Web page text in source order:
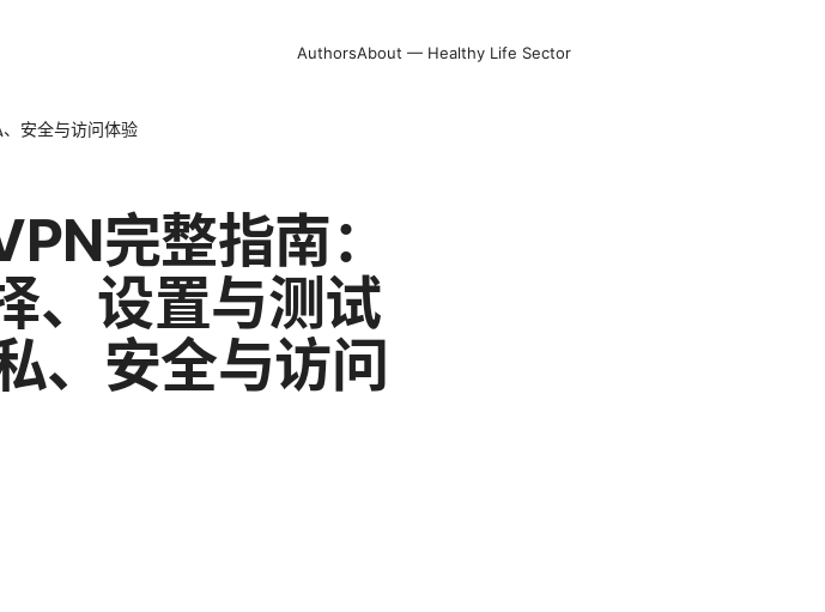
AuthorsAbout — Healthy Life Sector
安全与访问体验
完整指南：
、设置与测试
、安全与访问